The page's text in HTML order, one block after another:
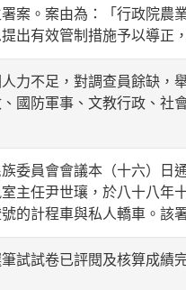
案。案由為：「行政院農
出有效管制措施予以導正
不足，對調查員餘缺，
國防軍事、文教行政、社
員會會議本（十六）日
主任尹世瓖，於八十八年
的計程車與私人轎車。該
試卷已評閱及核算成績